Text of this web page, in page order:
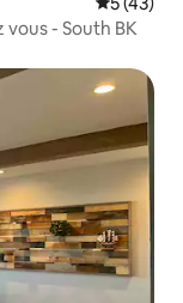
vous - South BK